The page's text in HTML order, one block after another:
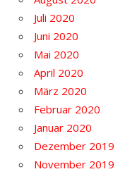
Juli 2020
Juni 2020
Mai 2020
April 2020
März 2020
Februar 2020
Januar 2020
Dezember 2019
November 2019